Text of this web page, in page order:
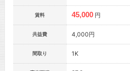
賃料 45,000 円
共益費 4,000円
間取り 1K